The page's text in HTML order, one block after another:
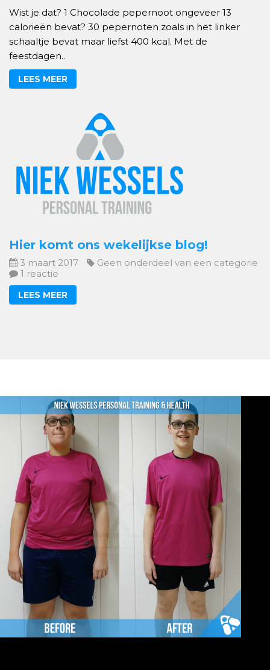
Wist je dat? 1 Chocolade pepernoot ongeveer 13
calorieën bevat? 30 pepernoten zoals in het linker
schaaltje bevat maar liefst 400 kcal. Met de
feestdagen..
LEES MEER
Hier komt ons wekelijkse blog!
3 maart 2017
Geen onderdeel van een categorie
1 reactie
LEES MEER